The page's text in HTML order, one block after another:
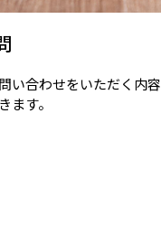
い合わせをいただく内
ます。